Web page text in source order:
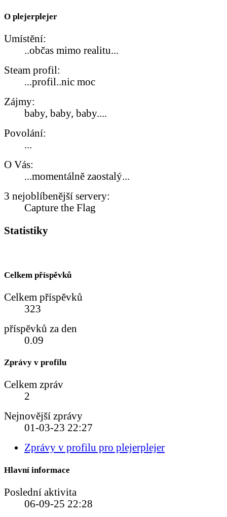
O plejerplejer
Umístění:
..občas mimo realitu...
Steam profil:
...profil..nic moc
Zájmy:
baby, baby, baby....
Povolání:
...
O Vás:
...momentálně zaostalý...
3 nejoblíbenější servery:
Capture the Flag
Statistiky
Celkem příspěvků
Celkem příspěvků
323
příspěvků za den
0.09
Zprávy v profilu
Celkem zpráv
2
Nejnovější zprávy
01-03-23 22:27
Zprávy v profilu pro plejerplejer
Hlavní informace
Poslední aktivita
06-09-25 22:28